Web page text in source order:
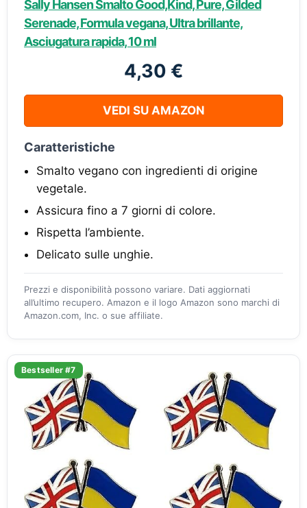
Sally Hansen Smalto Good,Kind, Pure, Gilded
Serenade​, Formula vegana, Ultra brillante,
Asciugatura rapida, 10 ml
4,30 €
VEDI SU AMAZON
Caratteristiche
Smalto vegano con ingredienti di origine
vegetale.
Assicura fino a 7 giorni di colore.
Rispetta l’ambiente.
Delicato sulle unghie.
Prezzi e disponibilità possono variare. Dati aggiornati
all’ultimo recupero. Amazon e il logo Amazon sono marchi di
Amazon.com, Inc. o sue affiliate.
Bestseller #7